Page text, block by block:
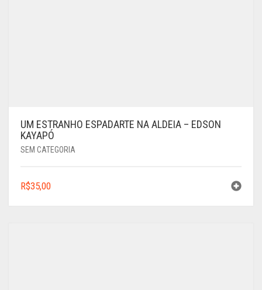
UM ESTRANHO ESPADARTE NA ALDEIA – EDSON
KAYAPÓ
SEM CATEGORIA
R$35,00